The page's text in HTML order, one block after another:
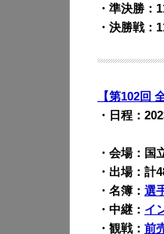
・準決勝：
・決勝戦：
【第102回
・日程：
・会場：国
・出場：計
・名簿： 選
・中継： イ
・観戦： 前